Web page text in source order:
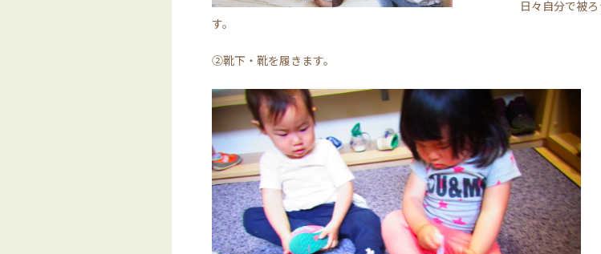
日々自分で被ろう
す。
②靴下・靴を履きます。